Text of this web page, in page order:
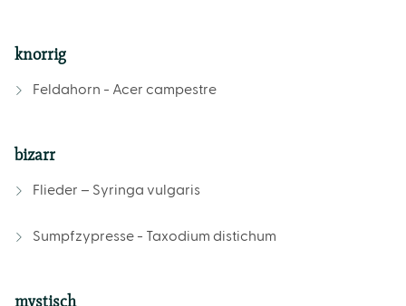
knorrig
Feldahorn - Acer campestre
bizarr
Flieder – Syringa vulgaris
Sumpfzypresse - Taxodium distichum
mystisch